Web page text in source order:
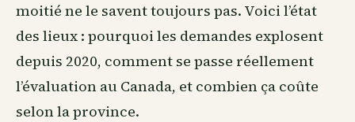
moitié ne le savent toujours pas. Voici l’état
des lieux : pourquoi les demandes explosent
depuis 2020, comment se passe réellement
l’évaluation au Canada, et combien ça coûte
selon la province.